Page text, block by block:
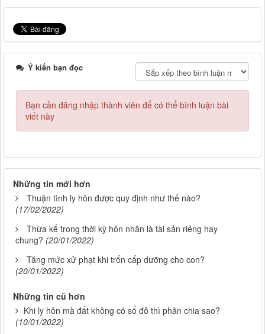
Ý kiến bạn đọc
Bạn cần đăng nhập thành viên để có thể bình luận bài
viết này
Những tin mới hơn
Thuận tình ly hôn được quy định như thế nào?
(17/02/2022)
Thừa kế trong thời kỳ hôn nhân là tài sản riêng hay
chung? (20/01/2022)
Tăng mức xử phạt khi trốn cấp dưỡng cho con?
(20/01/2022)
Những tin cũ hơn
Khi ly hôn mà đất không có sổ đỏ thì phân chia sao?
(10/01/2022)